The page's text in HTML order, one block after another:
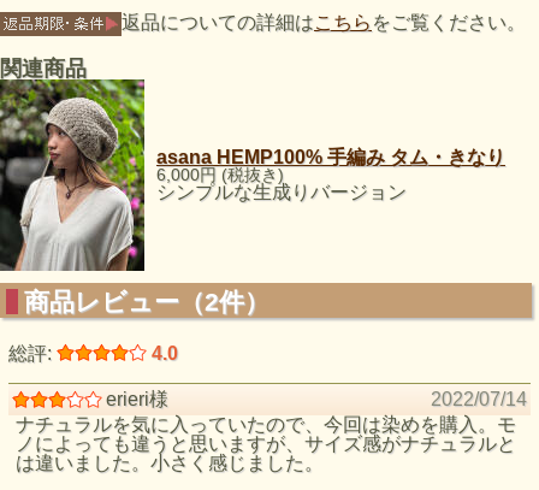
返品についての詳細はこちら をご覧ください。
関連商品
asana HEMP100% 手編み タム・きなり
6,000円 (税抜き)
シンプルな生成りバージョン
商品レビュー（2件）
総評: 4.0
erieri様
2022/07/14
ナチュラルを気に入っていたので、今回は染めを購入。モ
ノによっても違うと思いますが、サイズ感がナチュラルと
は違いました。小さく感じました。